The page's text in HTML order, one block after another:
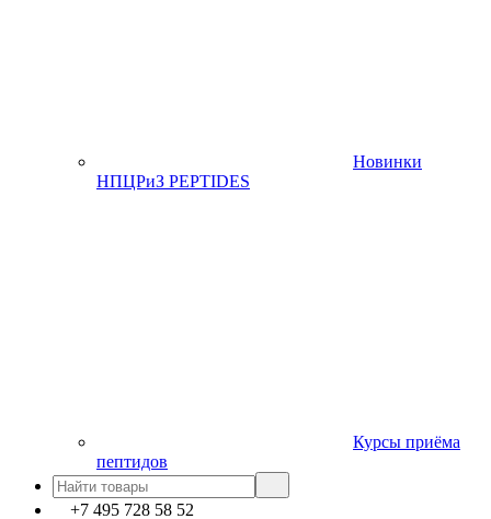
Новинки
НПЦРиЗ PEPTIDES
Курсы приёма
пептидов
+7 495 728 58 52